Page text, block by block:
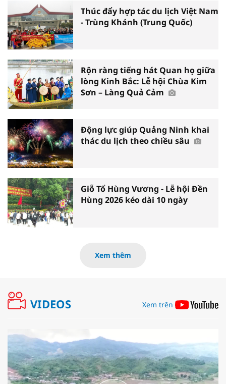
Thúc đẩy hợp tác du lịch Việt Nam
- Trùng Khánh (Trung Quốc)
Rộn ràng tiếng hát Quan họ giữa
lòng Kinh Bắc: Lễ hội Chùa Kim
Sơn – Làng Quả Cảm
Động lực giúp Quảng Ninh khai
thác du lịch theo chiều sâu
Giỗ Tổ Hùng Vương - Lễ hội Đền
Hùng 2026 kéo dài 10 ngày
Xem thêm
VIDEOS Xem trên